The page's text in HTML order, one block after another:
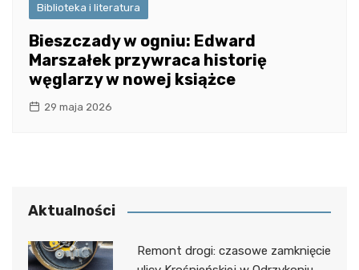
Biblioteka i literatura
Bieszczady w ogniu: Edward
Marszałek przywraca historię
węglarzy w nowej książce
29 maja 2026
Aktualności
Remont drogi: czasowe zamknięcie